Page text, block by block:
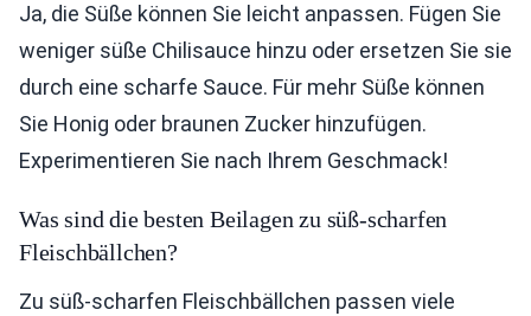
Ja, die Süße können Sie leicht anpassen. Fügen Sie
weniger süße Chilisauce hinzu oder ersetzen Sie sie
durch eine scharfe Sauce. Für mehr Süße können
Sie Honig oder braunen Zucker hinzufügen.
Experimentieren Sie nach Ihrem Geschmack!
Was sind die besten Beilagen zu süß-scharfen
Fleischbällchen?
Zu süß-scharfen Fleischbällchen passen viele